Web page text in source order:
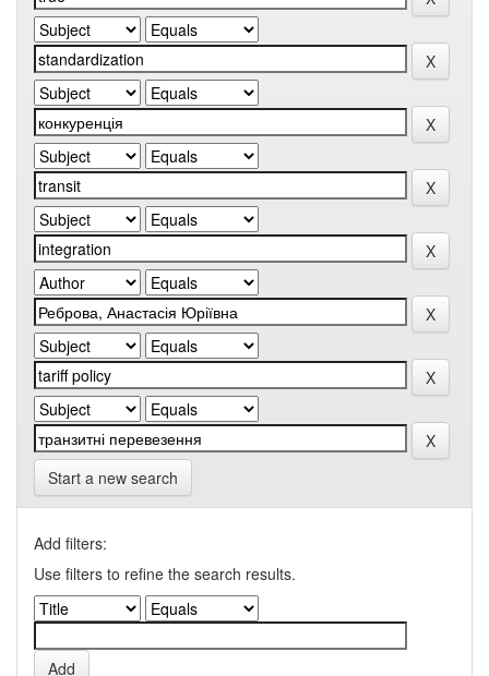
Start a new search
Add filters:
Use filters to refine the search results.